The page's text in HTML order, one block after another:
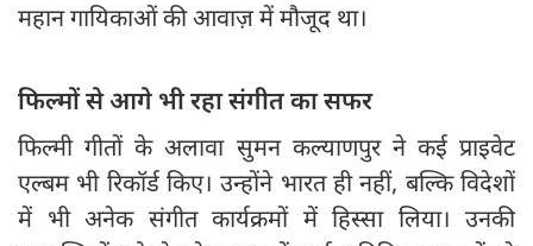
महान गायिकाओं की आवाज़ में मौजूद था।
फिल्मों से आगे भी रहा संगीत का सफर
फिल्मी गीतों के अलावा सुमन कल्याणपुर ने कई प्राइवेट
एल्बम भी रिकॉर्ड किए। उन्होंने भारत ही नहीं, बल्कि विदेशों
में भी अनेक संगीत कार्यक्रमों में हिस्सा लिया। उनकी